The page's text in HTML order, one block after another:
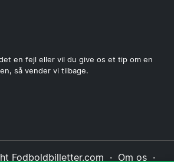
en fejl eller vil du give os et tip om en
så vender vi tilbage.
Fodboldbilletter.com · Om os ·